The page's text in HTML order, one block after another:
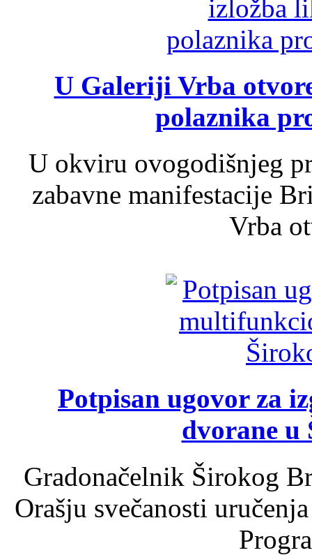
U Galeriji Vrba
polaznika
U okviru ovogodišnjeg
zabavne manifestacije
Vrba
Potpisan ugovor za
dvorane u
Gradonačelnik Širokog
Orašju svečanosti